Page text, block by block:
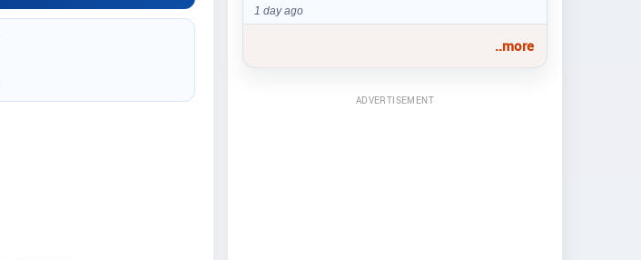
1 day ago
..more
ADVERTISEMENT